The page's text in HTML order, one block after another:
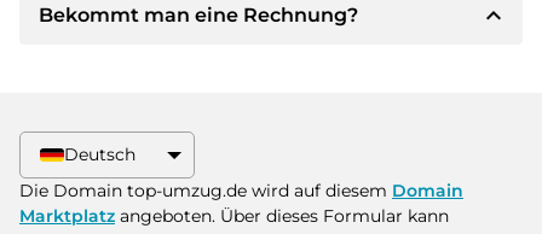
Nach einer Einigung wird der Inhaber Ihnen die
Zahlungsmethoden anbieten.
Bitte geben Sie bei der Überweisung immer
den Domainnamen und die
Bekommt man eine Rechnung? expand_less
größeren Kaufpreisen bekommen Sie auf
Wunsch auch einen zusätzlichen Kaufvertrag.
Deutsch
Die Domain top-umzug.de wird auf diesem Domain
Marktplatz angeboten. Über dieses Formular kann